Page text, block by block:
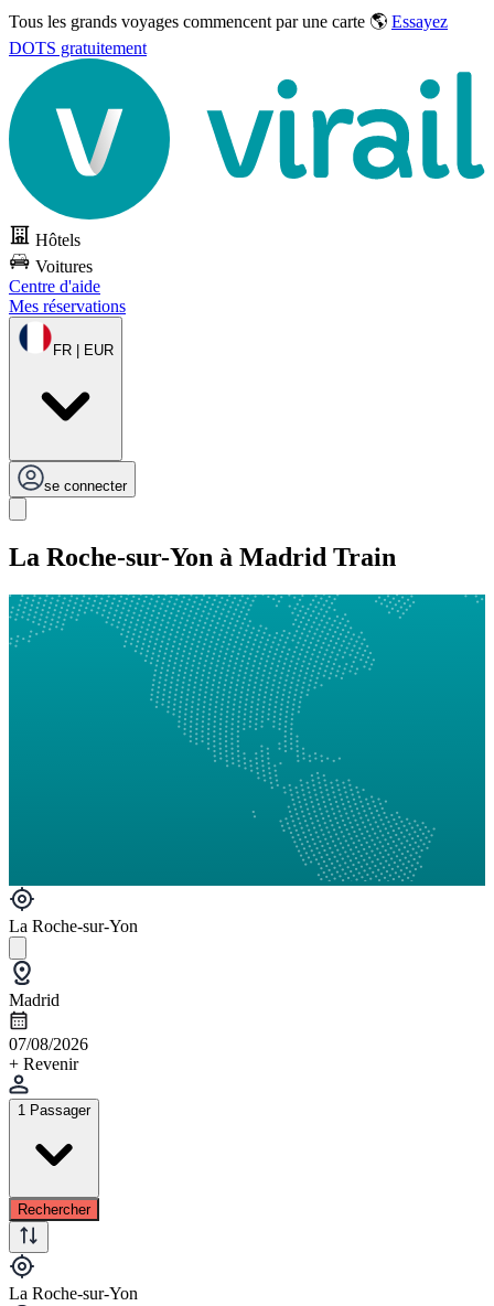
Tous les grands voyages commencent par une carte 🌎 Essayez
DOTS gratuitement
Hôtels
Voitures
Centre d'aide
Mes réservations
FR | EUR
se connecter
La Roche-sur-Yon à Madrid Train
La Roche-sur-Yon
Madrid
07/08/2026
+ Revenir
1 Passager
Rechercher
La Roche-sur-Yon